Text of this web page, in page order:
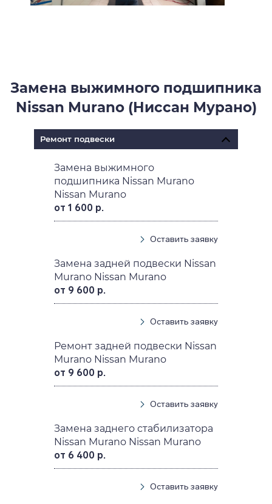
Замена выжимного подшипника
Nissan Murano (Ниссан Мурано)
Ремонт подвески
Замена выжимного
подшипника Nissan Murano
Nissan Murano
от 1 600 р.
Оставить заявку
Замена задней подвески Nissan
Murano Nissan Murano
от 9 600 р.
Оставить заявку
Ремонт задней подвески Nissan
Murano Nissan Murano
от 9 600 р.
Оставить заявку
Замена заднего стабилизатора
Nissan Murano Nissan Murano
от 6 400 р.
Оставить заявку